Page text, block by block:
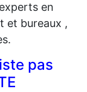
en
et bureaux ,
pas